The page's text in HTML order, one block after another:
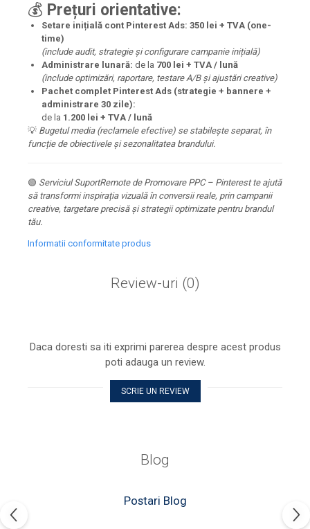
💰 Prețuri orientative:
Setare inițială cont Pinterest Ads: 350 lei + TVA (one-
time)
(include audit, strategie și configurare campanie inițială)
Administrare lunară: de la 700 lei + TVA / lună
(include optimizări, raportare, testare A/B și ajustări creative)
Pachet complet Pinterest Ads (strategie + bannere +
administrare 30 zile):
de la 1.200 lei + TVA / lună
💡 Bugetul media (reclamele efective) se stabilește separat, în
funcție de obiectivele și sezonalitatea brandului.
🟢 Serviciul SuportRemote de Promovare PPC – Pinterest te ajută
să transformi inspirația vizuală în conversii reale, prin campanii
creative, targetare precisă și strategii optimizate pentru brandul
tău.
Informatii conformitate produs
Review-uri (0)
Daca doresti sa iti exprimi parerea despre acest produs
poti adauga un review.
SCRIE UN REVIEW
Blog
Postari Blog